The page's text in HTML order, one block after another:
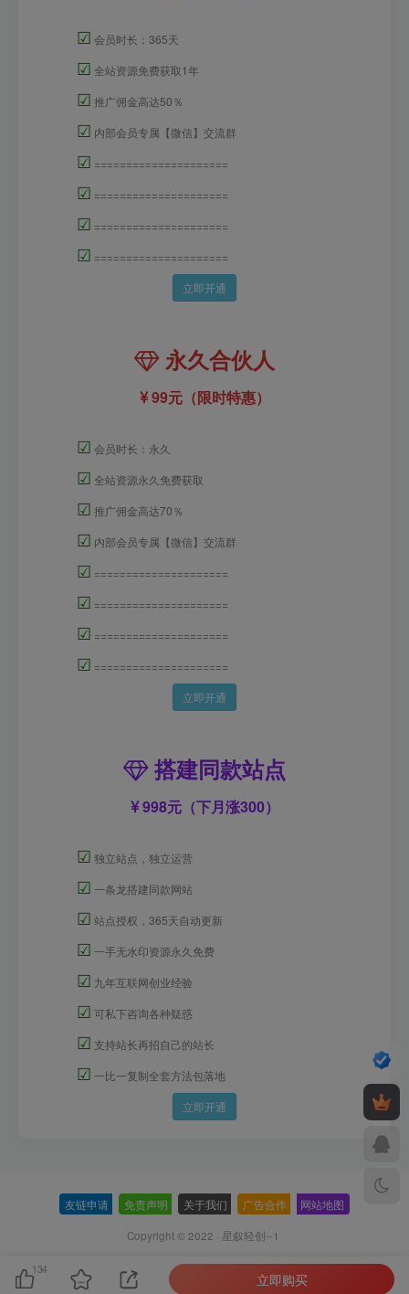
☑ 会员时长：365天
☑ 全站资源免费获取1年
☑ 推广佣金高达50％
☑ 内部会员专属【微信】交流群
☑ =====================
☑ =====================
☑ =====================
☑ =====================
立即开通
永久合伙人
99元（限时特惠）
☑ 会员时长：永久
☑ 全站资源永久免费获取
☑ 推广佣金高达70％
☑ 内部会员专属【微信】交流群
☑ =====================
☑ =====================
☑ =====================
☑ =====================
立即开通
搭建同款站点
998元（下月涨300）
☑ 独立站点，独立运营
☑ 一条龙搭建同款网站
☑ 站点授权，365天自动更新
☑ 一手无水印资源永久免费
☑ 九年互联网创业经验
☑ 可私下咨询各种疑惑
☑ 支持站长再招自己的站长
☑ 一比一复制全套方法包落地
立即开通
友链申请 免责声明 关于我们 广告合作 网站地图
Copyright © 2022 · 星叙轻创--1
134
立即购买